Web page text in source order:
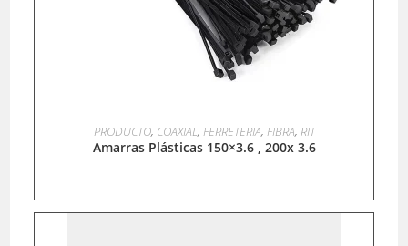
LEER MÁS
PRODUCTO, COAXIAL, FERRETERIA, FIBRA, RIT
Amarras Plásticas 150×3.6 , 200x 3.6